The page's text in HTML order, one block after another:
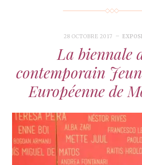
28 OCTOBRE 2017
La biennale
contemporain
Européenne de